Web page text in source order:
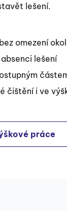
lešení.
omezení
lešení
čištění i ve
práce